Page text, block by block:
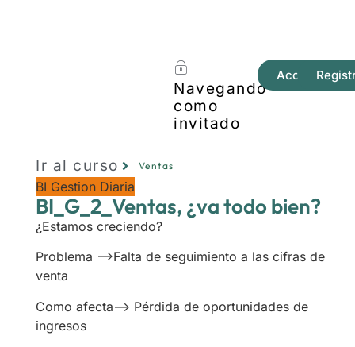
Navegando
como
invitado
Acceder
Ir al curso Ventas
BI Gestion Diaria
BI_G_2_Ventas, ¿va todo bien?
¿Estamos creciendo?
Problema —>Falta de seguimiento a las cifras de
venta
Como afecta—> Pérdida de oportunidades de
ingresos